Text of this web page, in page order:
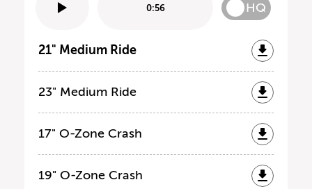
0:56 HQ
21" Medium Ride
23" Medium Ride
17" O-Zone Crash
19" O-Zone Crash